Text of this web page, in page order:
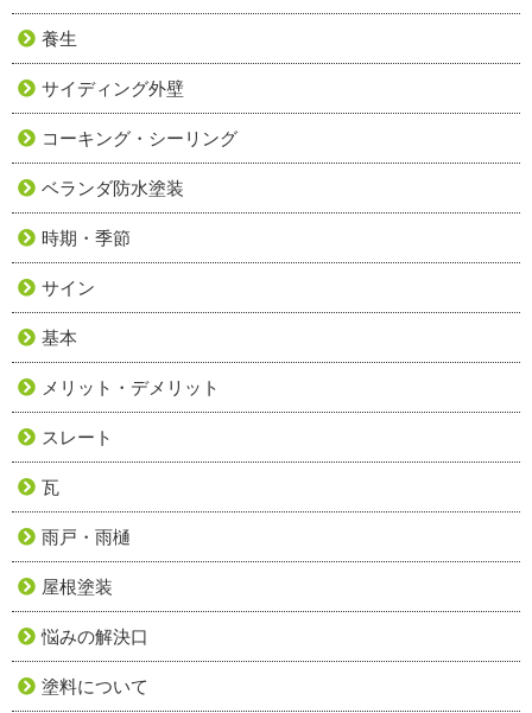
養生
サイディング外壁
コーキング・シーリング
ベランダ防水塗装
時期・季節
サイン
基本
メリット・デメリット
スレート
瓦
雨戸・雨樋
屋根塗装
悩みの解決口
塗料について